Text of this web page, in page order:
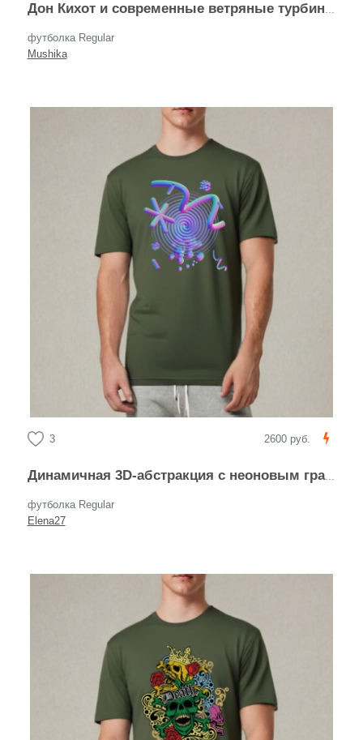
Дон Кихот и современные ветряные турбины – символ борьбы и прогресса
футболка Regular
Mushika
3 2600 руб.
Динамичная 3D-абстракция с неоновым градиентом
футболка Regular
Elena27